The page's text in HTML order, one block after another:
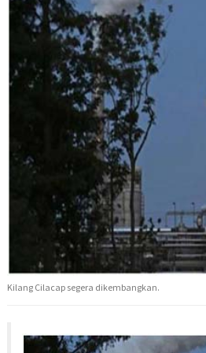
Kilang Cilacap segera dikembangkan.